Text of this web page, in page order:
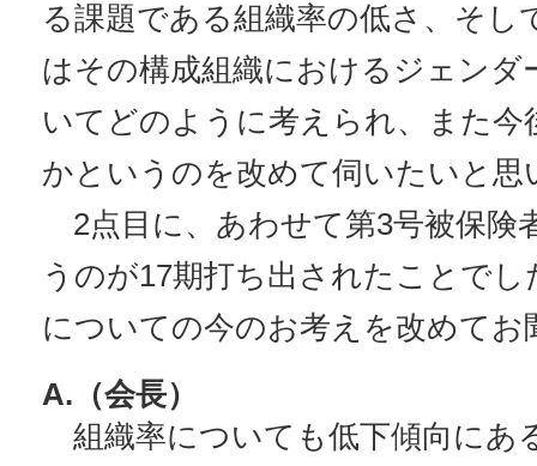
る課題である組織率の低さ、そし
はその構成組織におけるジェンダ
いてどのように考えられ、また
かというのを改めて伺いたいと思
2点目に、あわせて第3号被保険
うのが17期打ち出されたことで
についての今のお考えを改めてお
A.（会長）
組織率についても低下傾向にあ